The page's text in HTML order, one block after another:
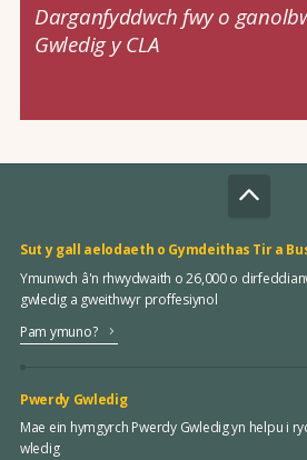
Darganfyddwch fwy o
Gwledig y CLA
Sut y gall aelodaeth o Gymdeithas Tir a
Ymunwch â'n rhwydwaith o 26,000 o
gwledig a gweithwyr proffesiynol
Pam ymuno?
Pwerdy Gwledig
Mae ein hymgyrch Pwerdy Gwledig yn helpu i
wledig